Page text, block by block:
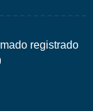
registrado